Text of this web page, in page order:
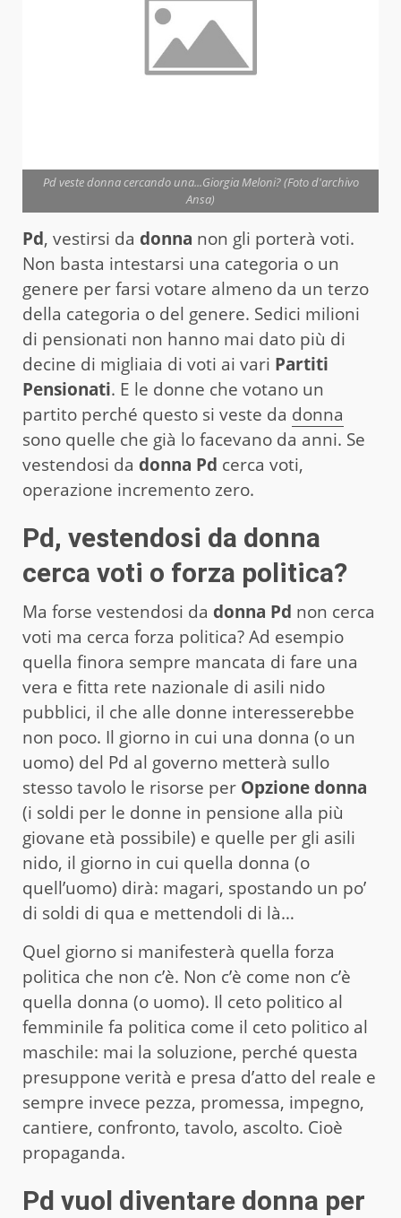
Pd veste donna cercando una...Giorgia Meloni? (Foto d'archivo
Ansa)
Pd, vestirsi da donna non gli porterà voti.
Non basta intestarsi una categoria o un
genere per farsi votare almeno da un terzo
della categoria o del genere. Sedici milioni
di pensionati non hanno mai dato più di
decine di migliaia di voti ai vari Partiti
Pensionati. E le donne che votano un
partito perché questo si veste da donna
sono quelle che già lo facevano da anni. Se
vestendosi da donna Pd cerca voti,
operazione incremento zero.
Pd, vestendosi da donna
cerca voti o forza politica?
Ma forse vestendosi da donna Pd non cerca
voti ma cerca forza politica? Ad esempio
quella finora sempre mancata di fare una
vera e fitta rete nazionale di asili nido
pubblici, il che alle donne interesserebbe
non poco. Il giorno in cui una donna (o un
uomo) del Pd al governo metterà sullo
stesso tavolo le risorse per Opzione donna
(i soldi per le donne in pensione alla più
giovane età possibile) e quelle per gli asili
nido, il giorno in cui quella donna (o
quell’uomo) dirà: magari, spostando un po’
di soldi di qua e mettendoli di là…
Quel giorno si manifesterà quella forza
politica che non c’è. Non c’è come non c’è
quella donna (o uomo). Il ceto politico al
femminile fa politica come il ceto politico al
maschile: mai la soluzione, perché questa
presuppone verità e presa d’atto del reale e
sempre invece pezza, promessa, impegno,
cantiere, confronto, tavolo, ascolto. Cioè
propaganda.
Pd vuol diventare donna per